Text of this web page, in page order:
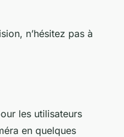
n’hésitez pas à
les utilisateurs
en quelques